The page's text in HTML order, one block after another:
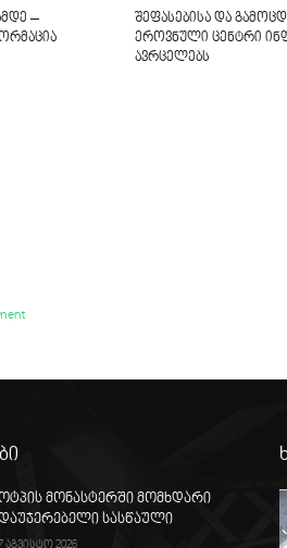
–
შეფასებისა და
ეროვნული ცენტრი
ავრცელებს
მონასტერში მომხდარი
სასწაული